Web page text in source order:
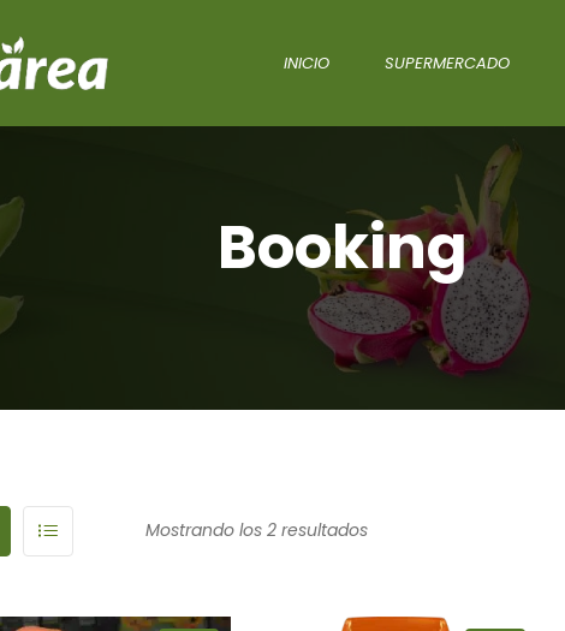
INICIO SUPERMERCADO
Booking
Mostrando los 2 resultados